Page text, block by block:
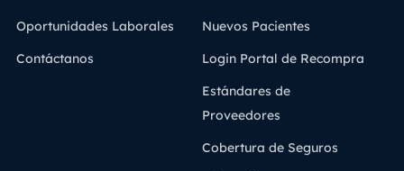
Oportunidades Laborales
Contáctanos
Nuevos Pacientes
Login Portal de Recompra
Estándares de
Proveedores
Cobertura de Seguros